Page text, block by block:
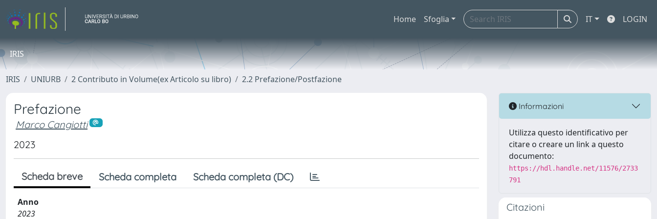
Home Sfoglia IT LOGIN
IRIS
IRIS UNIURB 2 Contributo in Volume(ex Articolo su libro) 2.2 Prefazione/Postfazione
Prefazione
Marco Cangiotti
2023
Scheda breve Scheda completa Scheda completa (DC)
Anno
2023
Informazioni
Utilizza questo identificativo per
citare o creare un link a questo
documento:
https://hdl.handle.net/11576/2733
791
Citazioni